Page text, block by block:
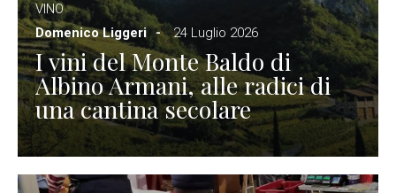
VINO
Domenico Liggeri
24 Luglio 2026
I vini del Monte Baldo di
Albino Armani, alle radici di
una cantina secolare